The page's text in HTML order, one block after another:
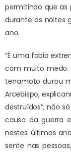
permitindo que as
durante as noites
ano.
“É uma fobia
com muito medo.
terramoto durou
Arcebispo,
destruídos”, não
causa da guerra
nestes últimos
sente nas